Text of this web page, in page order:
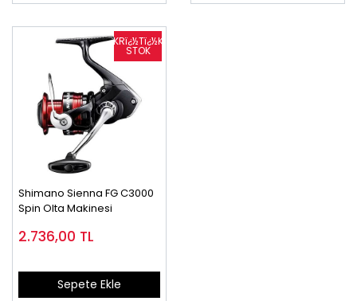
Shimano Sienna FG C3000
Spin Olta Makinesi
2.736,00 TL
Sepete Ekle